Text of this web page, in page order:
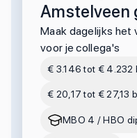
Amstelveen
Maak dagelijks het
voor je collega's
€ 3.146 tot € 4.232
€ 20,17 tot € 27,13
MBO 4 / HBO